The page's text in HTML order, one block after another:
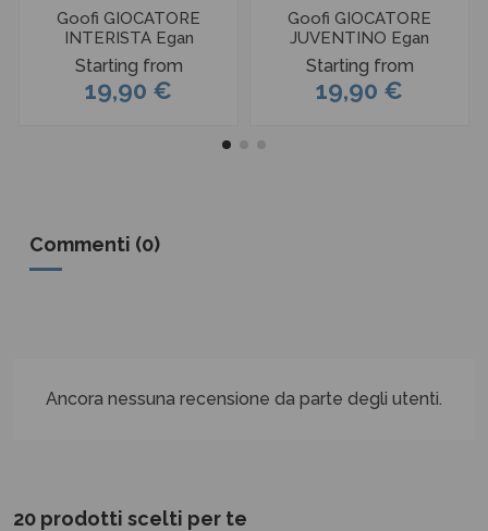
Goofi GIOCATORE
INTERISTA Egan
Starting from
19,90 €
Goofi GIOCATORE
JUVENTINO Egan
Starting from
19,90 €
Commenti (0)
Ancora nessuna recensione da parte degli utenti.
20 prodotti scelti per te